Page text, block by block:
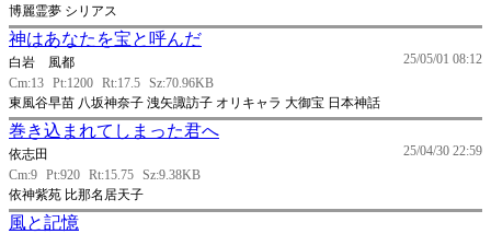
博麗霊夢 シリアス
神はあなたを宝と呼んだ
25/05/01 08:12
白岩 風都
Cm:13 Pt:1200 Rt:17.5 Sz:70.96KB
東風谷早苗 八坂神奈子 洩矢諏訪子 オリキャラ 大御宝 日本神話
巻き込まれてしまった君へ
25/04/30 22:59
依志田
Cm:9 Pt:920 Rt:15.75 Sz:9.38KB
依神紫苑 比那名居天子
風と記憶